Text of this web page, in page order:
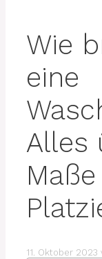
Wie
eine
Alles
11. Oktober 2023